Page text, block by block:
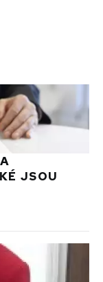
JSOU